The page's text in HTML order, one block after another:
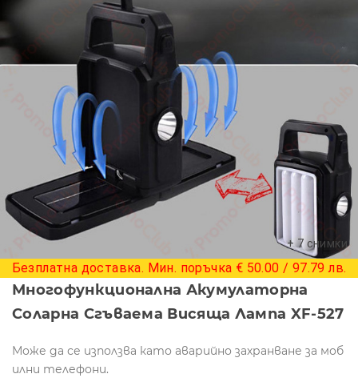
+ 7 снимки
Безплатна доставка. Мин. поръчка € 50.00 / 97.79 лв.
Многофункционална Акумулаторна
Соларна Сгъваема Висяща Лампа XF-527
Може да се използва като аварийно захранване за моб
илни телефони.